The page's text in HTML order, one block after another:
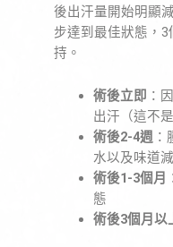
後出汗量開始明顯
步達到最佳狀態，
持。
術後立即 ：
出汗（這不
術後2-4週
水以及味道
術後1-3個月
態
術後3個月以